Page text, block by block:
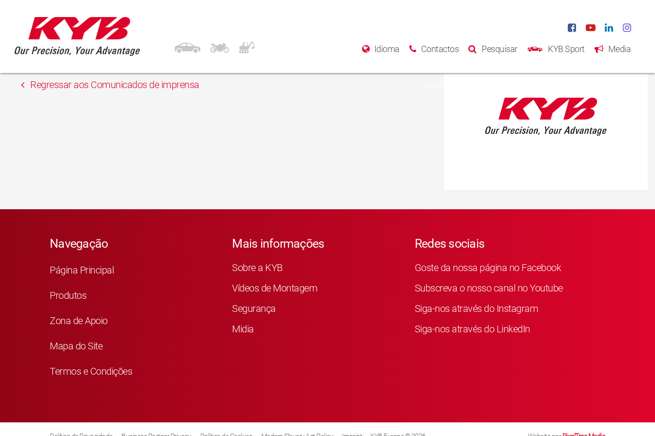
Idioma Contactos Pesquisar KYB Sport Media
Inter-Team
Regressar aos Comunicados de imprensa
Navegação
Página Principal
Produtos
Zona de Apoio
Mapa do Site
Termos e Condições
Mais informações
Sobre a KYB
Vídeos de Montagem
Segurança
Midia
Redes sociais
Goste da nossa página no Facebook
Subscreva o nosso canal no Youtube
Siga-nos através do Instagram
Siga-nos através do LinkedIn